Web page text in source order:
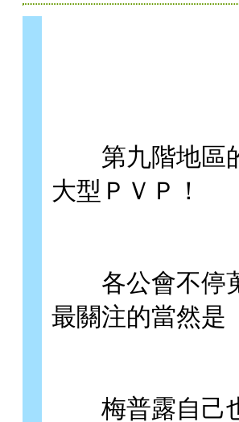
第九階地區的
大型ＰＶＰ！
各公會不停蒐
最關注的當然是
梅普露自己也